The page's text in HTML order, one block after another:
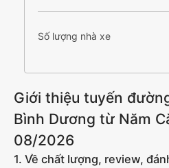
Số lượng nhà xe
Giới thiệu tuyến
Bình Dương từ Năm
08/2026
1. Về chất lượng, review,